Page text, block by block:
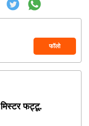
फॉलो
मिस्टर फट्टू.